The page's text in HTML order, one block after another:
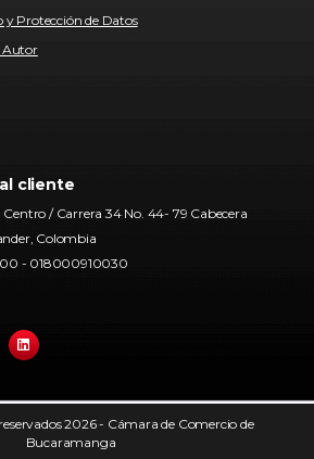
Protección de Datos
Autor
cliente
Centro / Carrera 34 No. 44- 79 Cabecera
Colombia
- 018000910030
2026 - Cámara de Comercio de
Bucaramanga